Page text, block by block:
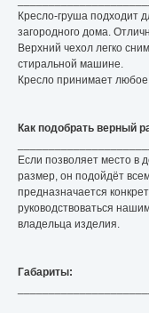
Кресло-груша подходит
загородного дома.
Верхний чехол легко
стиральной машине.
Кресло принимает
Как подобрать верный
Если позволяет место
размер, он подойдёт
предназначается
руководствоваться
владельца изделия.
Габариты: